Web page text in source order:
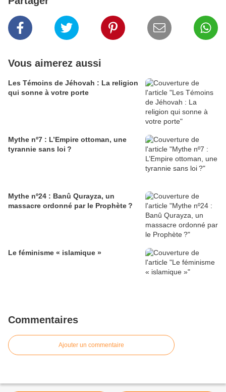
Vous aimerez aussi
Les Témoins de Jéhovah : La religion
qui sonne à votre porte
Mythe nº7 : L’Empire ottoman, une
tyrannie sans loi ?
Mythe nº24 : Banû Qurayza, un
massacre ordonné par le Prophète ?
Le féminisme « islamique »
Commentaires
Ajouter un commentaire